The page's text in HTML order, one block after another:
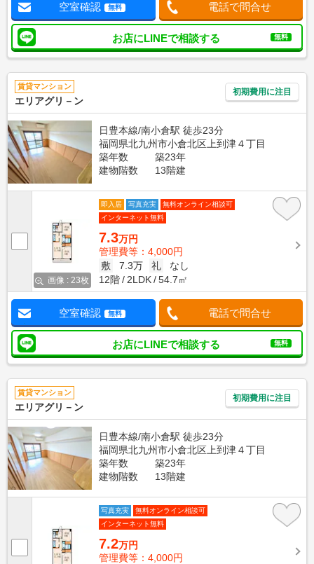
空室確認 無料 電話で問合せ
お店にLINEで相談する 無料
賃貸マンション
エリアグリ－ン
初期費用に注目
日豊本線/南小倉駅 徒歩23分
福岡県北九州市小倉北区上到津４丁目
築年数
築23年
建物階数
13階建
画像 : 23枚
即入居 写真充実
無料オンライン相談可
インターネット無料
7.3万円
管理費等：4,000円
敷
7.3万 礼
なし
12階
2LDK 54.7㎡
空室確認 無料 電話で問合せ
お店にLINEで相談する 無料
賃貸マンション
エリアグリ－ン
初期費用に注目
日豊本線/南小倉駅 徒歩23分
福岡県北九州市小倉北区上到津４丁目
築年数
築23年
建物階数
13階建
写真充実
無料オンライン相談可
インターネット無料
7.2万円
管理費等：4,000円